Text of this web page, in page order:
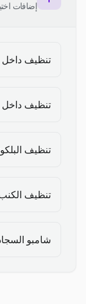
إضافات
تنظيف داخل
تنظيف داخل
تنظيف
تنظيف
شامبو